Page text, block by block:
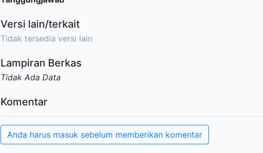
Versi lain/terkait
Tidak tersedia versi lain
Lampiran Berkas
Tidak Ada Data
Komentar
Anda harus masuk sebelum memberikan komentar